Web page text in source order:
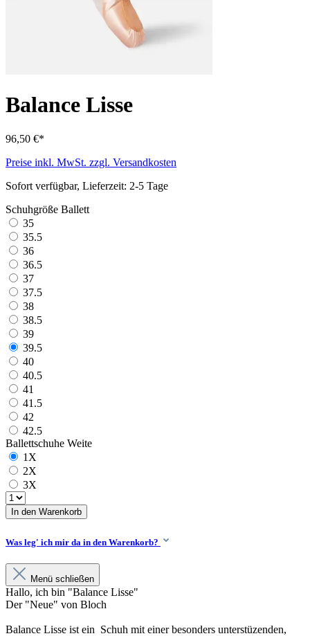
Balance Lisse
96,50 €*
Preise inkl. MwSt. zzgl. Versandkosten
Sofort verfügbar, Lieferzeit: 2-5 Tage
Schuhgröße Ballett
35
35.5
36
36.5
37
37.5
38
38.5
39
39.5
40
40.5
41
41.5
42
42.5
Ballettschuhe Weite
1X
2X
3X
In den Warenkorb
Was leg' ich mir da in den Warenkorb?
Menü schließen
Hallo, ich bin "Balance Lisse"
Der "Neue" von Bloch
Balance Lisse ist ein Schuh mit einer besonders unterstüzenden,